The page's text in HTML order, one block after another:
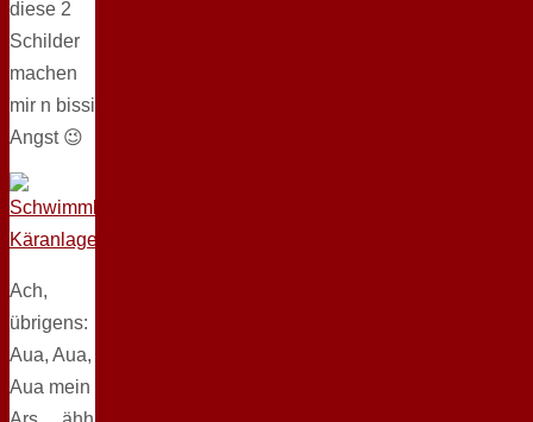
diese 2
Schilder
machen
mir n bissi
Angst 😉
Ach,
übrigens:
Aua, Aua,
Aua mein